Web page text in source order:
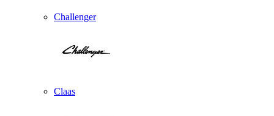
Challenger
Claas